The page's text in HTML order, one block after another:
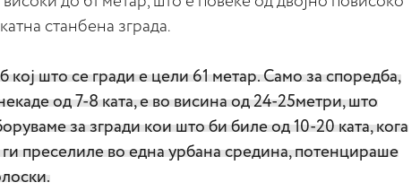
станбена зграда.
кој што се гради е цели 61 метар. Само за споредба,
од 7-8 ката, е во висина од 24-25метри, што
за згради кои што би биле од 10-20 ката, кога
преселиле во една урбана средина, потенцираше